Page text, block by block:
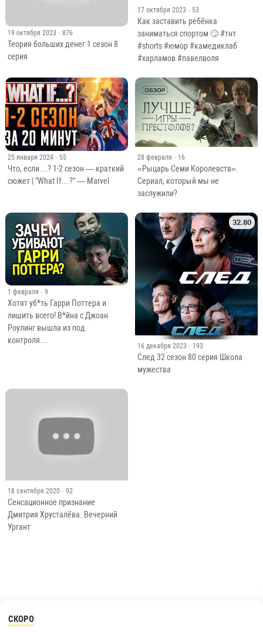
19 октября 2023 · 876
Теория больших денег 1 сезон 8
серия
17 октября 2023 · 53
Как заставить ребёнка
заниматься спортом 🙄 #тнт
#shorts #юмор #камедиклаб
#харламов #павелволя
25 января 2024 · 55
Что, если…? 1-2 сезон — краткий
сюжет | "What If…?" — Marvel
28 февраля · 16
«Рыцарь Семи Королевств».
Сериал, который мы не
заслужили?
1 февраля · 9
Хотят уб*ть Гарри Поттера и
лишить всего! В*йна с Джоан
Роулинг вышла из под
контроля…
32.80
16 декабря 2023 · 193
След 32 сезон 80 серия Школа
мужества
18 сентября 2020 · 92
Сенсационное признание
Дмитрия Хрусталёва. Вечерний
Ургант
СКОРО